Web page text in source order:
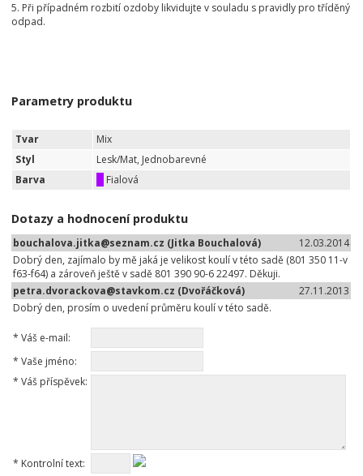
5. Při případném rozbití ozdoby likvidujte v souladu s pravidly pro tříděný
odpad.
Parametry produktu
Tvar
Mix
Styl
Lesk/Mat, Jednobarevné
Barva
Fialová
Dotazy a hodnocení produktu
bouchalova.jitka@seznam.cz (Jitka Bouchalová)
12.03.2014
Dobrý den, zajímalo by mě jaká je velikost koulí v této sadě (801 350 11-v
f63-f64) a zároveň ještě v sadě 801 390 90-6 22497. Děkuji.
petra.dvorackova@stavkom.cz (Dvořáčková)
27.11.2013
Dobrý den, prosím o uvedení průměru koulí v této sadě.
* Váš e-mail:
* Vaše jméno:
* Váš příspěvek:
* Kontrolní text: